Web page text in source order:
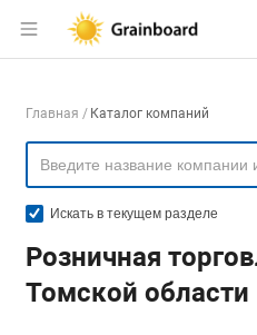
Раздел навигации
Навигация по
Главная Каталог компаний
Искать в текущем разделе
Розничная
Томской области